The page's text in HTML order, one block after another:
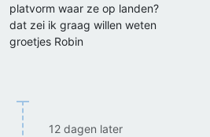
platvorm waar ze op landen?
dat zei ik graag willen weten
groetjes Robin
12 dagen later